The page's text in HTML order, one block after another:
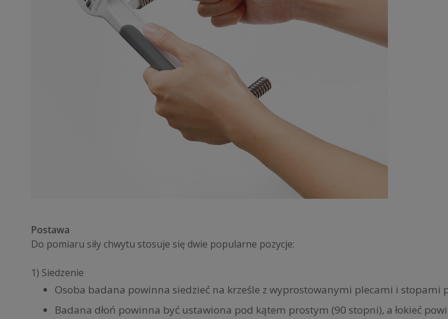
Postawa
Do pomiaru siły chwytu stosuje się dwie popularne pozycje:
1) Siedzenie
Osoba badana powinna siedzieć na krześle z wyprostowanymi plecami i stopami
Badana dłoń powinna być ustawiona pod kątem prostym (90 stopni), a łokieć